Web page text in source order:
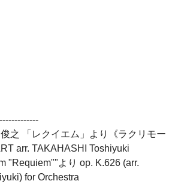
之 「レクイエム」より《ラクリモー
arr. TAKAHASHI Toshiyuki
"Requiem""より op. K.626 (arr.
for Orchestra